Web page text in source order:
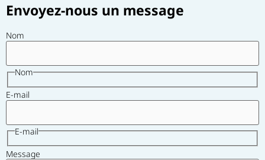
Envoyez-nous un message
Nom
Nom
E-mail
E-mail
Message